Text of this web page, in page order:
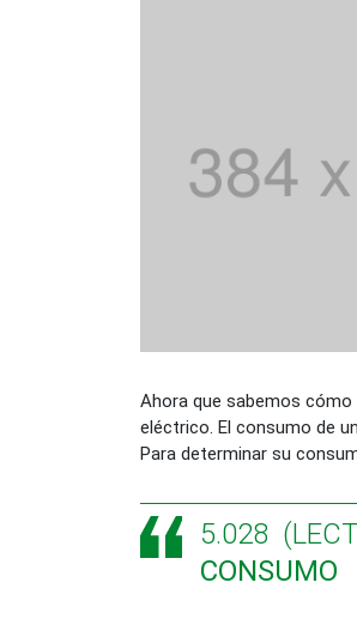
Ahora que sabemos
eléctrico.​ El consumo de
​Para determinar su
5.028
CONSUMO